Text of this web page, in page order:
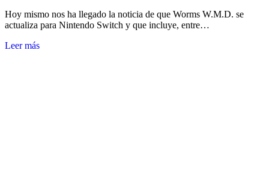
Hoy mismo nos ha llegado la noticia de que Worms W.M.D. se
actualiza para Nintendo Switch y que incluye, entre…
Leer más